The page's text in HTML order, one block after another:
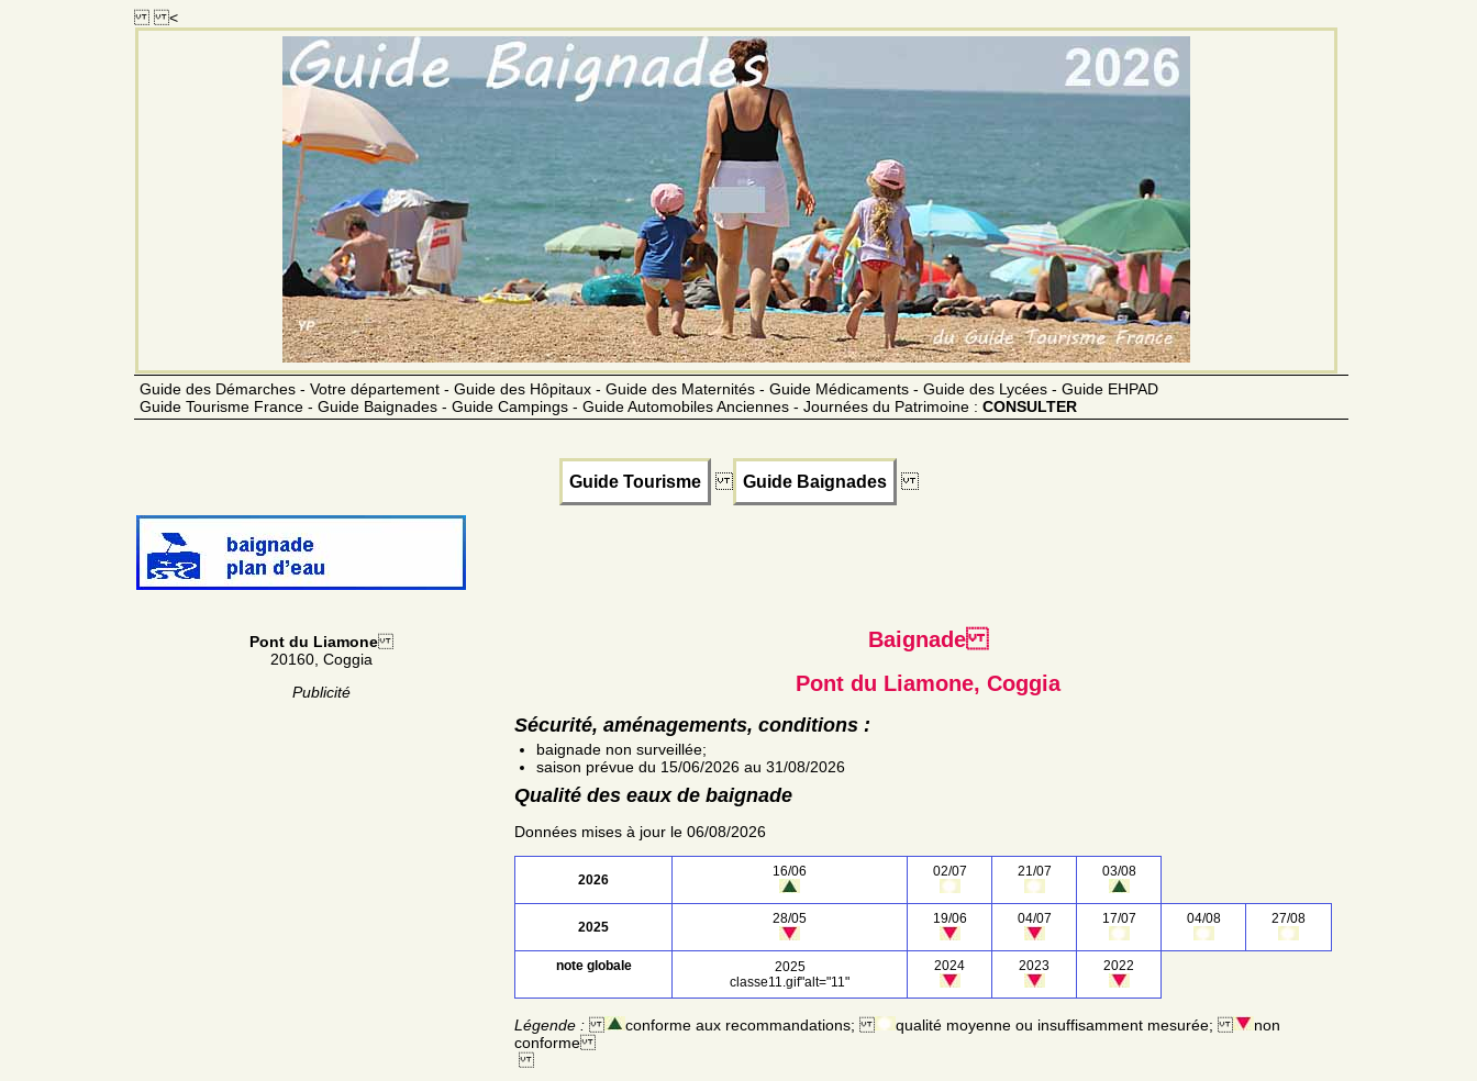
<
Guide des Démarches - Votre département - Guide des Hôpitaux - Guide des Maternités - Guide Médicaments - Guide des Lycées - Guide EHPAD
Guide Tourisme France - Guide Baignades - Guide Campings - Guide Automobiles Anciennes - Journées du Patrimoine : CONSULTER
Guide Tourisme Guide Baignades
Pont du Liamone
20160, Coggia
Publicité
Baignade
Pont du Liamone, Coggia
Sécurité, aménagements, conditions :
baignade non surveillée;
saison prévue du 15/06/2026 au 31/08/2026
Qualité des eaux de baignade
Données mises à jour le 06/08/2026
2026
16/06 02/07 21/07 03/08
2025
28/05 19/06 04/07 17/07 04/08 27/08
note globale
2025
classe11.gif"alt="11"
2024 2023 2022
Légende : conforme aux recommandations; qualité moyenne ou insuffisamment mesurée;
non
conforme